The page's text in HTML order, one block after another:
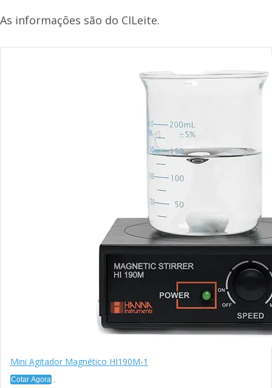
As informações são do CILeite.
Mini Agitador Magnético HI190M-1
Cotar Agora